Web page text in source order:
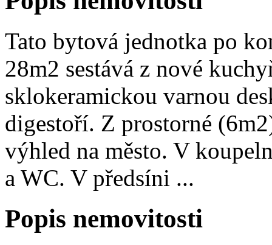
Tato bytová jednotka po
28m2 sestává z nové
sklokeramickou varnou
digestoří. Z prostorné
výhled na město. V
a WC. V předsíni ...
Popis nemovitosti